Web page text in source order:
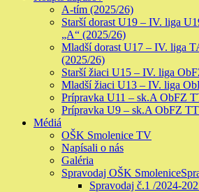
A-tím (2025/26)
Starší dorast U19 – IV. liga
„A“ (2025/26)
Mladší dorast U17 – IV. liga
(2025/26)
Starší žiaci U15 – IV. liga
Mladší žiaci U13 – IV. liga
Prípravka U11 – sk.A ObFZ
Prípravka U9 – sk.A ObFZ
Médiá
OŠK Smolenice TV
Napísali o nás
Galéria
Spravodaj OŠK Smolenice
Spravodaj č.1 /2024-